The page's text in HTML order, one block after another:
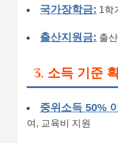
국가장학금: 1학
출산지원금: 출
3. 소득 기준
중위소득 50%
여, 교육비 지원